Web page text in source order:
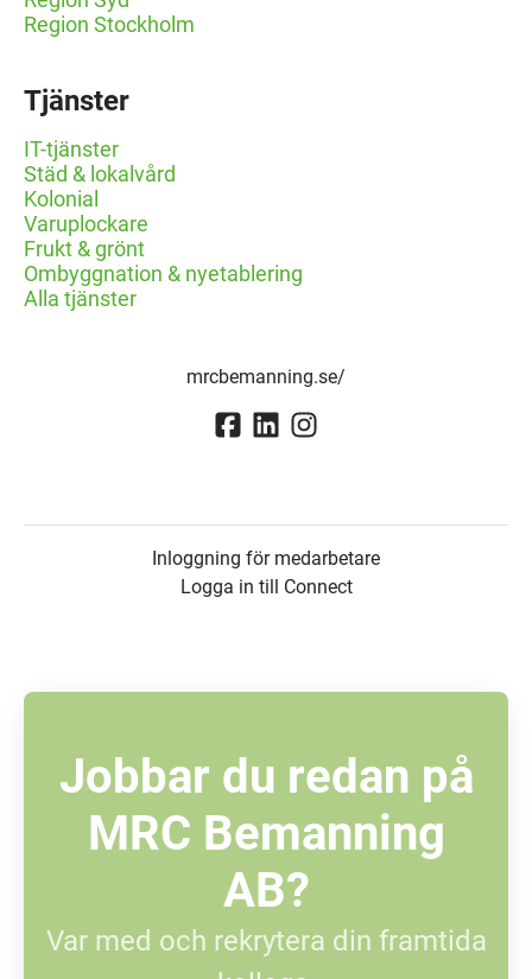
Region Stockholm
Tjänster
IT-tjänster
Städ & lokalvård
Kolonial
Varuplockare
Frukt & grönt
Ombyggnation & nyetablering
Alla tjänster
mrcbemanning.se/
Inloggning för medarbetare
Logga in till Connect
Jobbar du redan på
MRC Bemanning
AB?
Var med och rekrytera din framtida